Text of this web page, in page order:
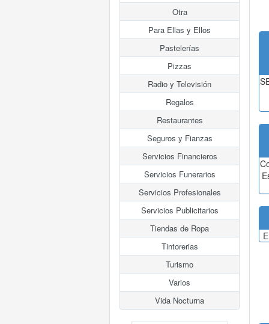
Otra
Para Ellas y Ellos
Pastelerías
Pizzas
Radio y Televisión
Regalos
Restaurantes
Seguros y Fianzas
Servicios Financieros
Servicios Funerarios
Servicios Profesionales
Servicios Publicitarios
Tiendas de Ropa
Tintorerias
Turismo
Varios
Vida Nocturna